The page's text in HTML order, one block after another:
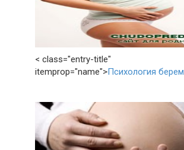
< class="entry-title"
itemprop="name">Психология